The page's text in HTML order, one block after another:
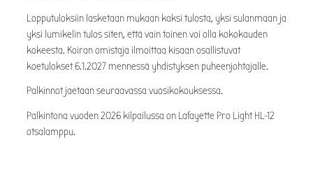
Lopputuloksiin lasketaan mukaan kaksi tulosta, yksi sulanmaan ja
yksi lumikelin tulos siten, että vain toinen voi olla kokokauden
kokeesta. Koiran omistaja ilmoittaa kisaan osallistuvat
koetulokset 6.1.2027 mennessä yhdistyksen puheenjohtajalle.
Palkinnot jaetaan seuraavassa vuosikokouksessa.
Palkintona vuoden 2026 kilpailussa on Lafayette Pro Light HL-12
otsalamppu.